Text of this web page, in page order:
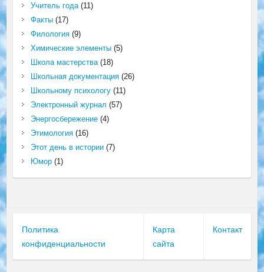
Учитель года(11)
Факты(17)
Филология(9)
Химические элементы(5)
Школа мастерства(18)
Школьная документация(26)
Школьному психологу(11)
Электронный журнал (57)
Энергосбережение(4)
Этимология(16)
Этот день в истории(7)
Юмор(1)
Политика
конфиденциальности
Карта
сайта
Контакт